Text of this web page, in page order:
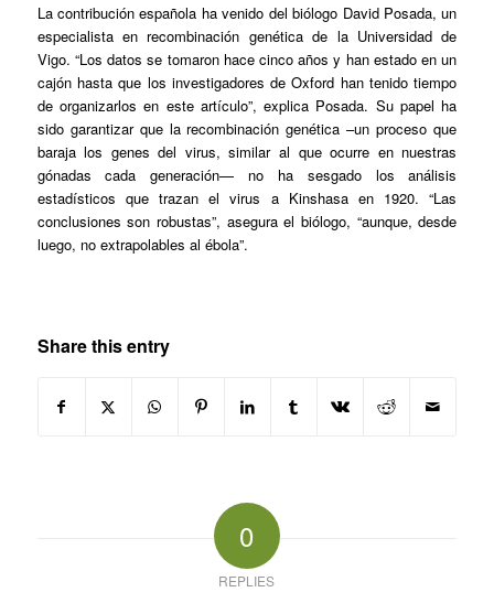
La contribución española ha venido del biólogo David Posada, un
especialista en recombinación genética de la Universidad de
Vigo. “Los datos se tomaron hace cinco años y han estado en un
cajón hasta que los investigadores de Oxford han tenido tiempo
de organizarlos en este artículo”, explica Posada. Su papel ha
sido garantizar que la recombinación genética –un proceso que
baraja los genes del virus, similar al que ocurre en nuestras
gónadas cada generación— no ha sesgado los análisis
estadísticos que trazan el virus a Kinshasa en 1920. “Las
conclusiones son robustas”, asegura el biólogo, “aunque, desde
luego, no extrapolables al ébola”.
Share this entry
0
REPLIES